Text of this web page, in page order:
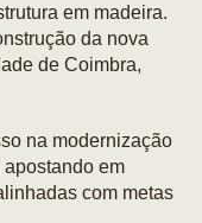
em madeira.
da nova
de Coimbra,
na modernização
em
com metas